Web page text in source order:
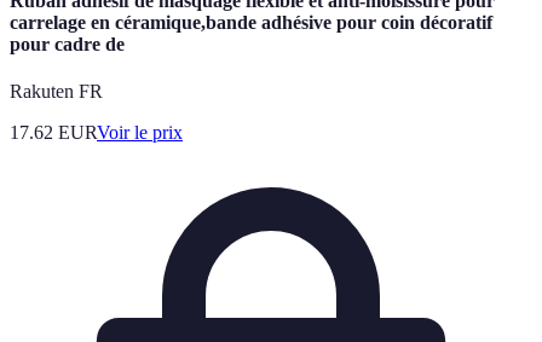
carrelage en céramique,bande adhésive pour coin décoratif
pour cadre de
Rakuten FR
17.62 EURVoir le prix